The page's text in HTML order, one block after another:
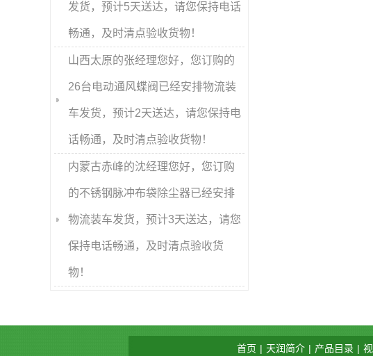
发货，预计5天送达，请您保持电话
畅通，及时清点验收货物！
山西太原的张经理您好，您订购的
26台电动通风蝶阀已经安排物流装
车发货，预计2天送达，请您保持电
话畅通，及时清点验收货物！
内蒙古赤峰的沈经理您好，您订购
的不锈钢脉冲布袋除尘器已经安排
物流装车发货，预计3天送达，请您
保持电话畅通，及时清点验收货
物！
首页 | 天润简介 | 产品目录 |